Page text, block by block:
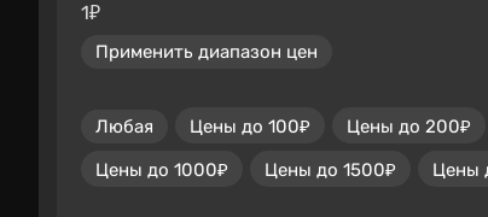
1₽
Применить диапазон цен
Любая Цены до 100₽ Цены до 200₽
Цены до 1000₽
Цены до 1500₽ Цены